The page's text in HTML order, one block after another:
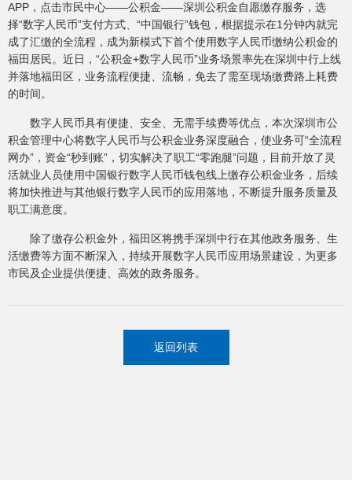
APP，点击市民中心——公积金——深圳公积金自愿缴存服务，选
择“数字人民币”支付方式、“中国银行”钱包，根据提示在1分钟内就完
成了汇缴的全流程，成为新模式下首个使用数字人民币缴纳公积金的
福田居民。近日，“公积金+数字人民币”业务场景率先在深圳中行上线
并落地福田区，业务流程便捷、流畅，免去了需至现场缴费路上耗费
的时间。
数字人民币具有便捷、安全、无需手续费等优点，本次深圳市公
积金管理中心将数字人民币与公积金业务深度融合，使业务可“全流程
网办”，资金“秒到账”，切实解决了职工“零跑腿”问题，目前开放了灵
活就业人员使用中国银行数字人民币钱包线上缴存公积金业务，后续
将加快推进与其他银行数字人民币的应用落地，不断提升服务质量及
职工满意度。
除了缴存公积金外，福田区将携手深圳中行在其他政务服务、生
活缴费等方面不断深入，持续开展数字人民币应用场景建设，为更多
市民及企业提供便捷、高效的政务服务。
返回列表